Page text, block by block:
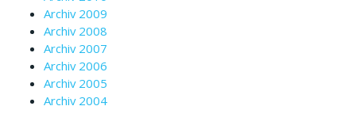
Archiv 2009
Archiv 2008
Archiv 2007
Archiv 2006
Archiv 2005
Archiv 2004